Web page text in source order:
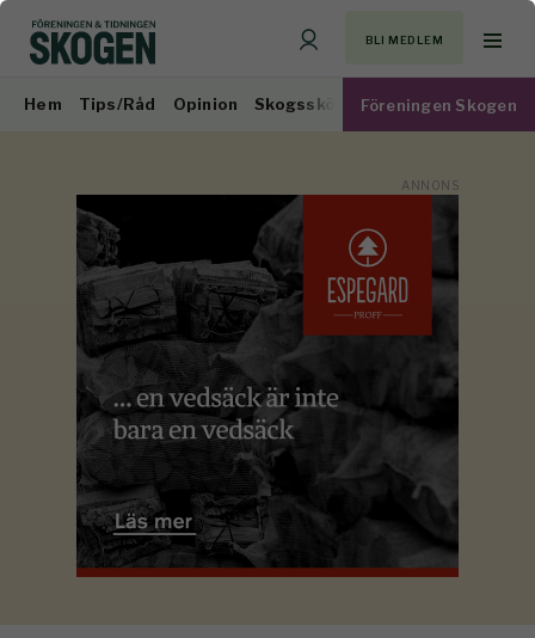
BLI MEDLEM
Hem Tips/Råd Opinion Skogsskötsel Virkesmarknad
Föreningen Skogen